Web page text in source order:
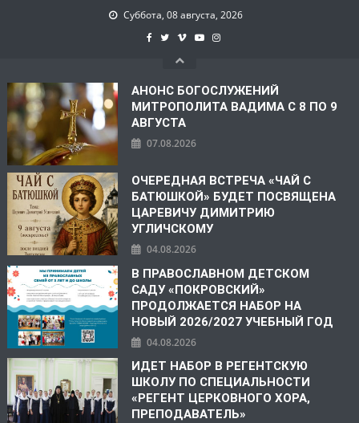
Суббота, 08 августа, 2026
АНОНС БОГОСЛУЖЕНИЙ
МИТРОПОЛИТА ВАДИМА С 8 ПО 9
АВГУСТА
07.08.2026
ОЧЕРЕДНАЯ ВСТРЕЧА «ЧАЙ С
БАТЮШКОЙ» БУДЕТ ПОСВЯЩЕНА
ЦАРЕВИЧУ ДИМИТРИЮ
УГЛИЧСКОМУ
04.08.2026
В ПРАВОСЛАВНОМ ДЕТСКОМ
САДУ «ПОКРОВСКИЙ»
ПРОДОЛЖАЕТСЯ НАБОР НА
НОВЫЙ 2026/2027 УЧЕБНЫЙ ГОД
04.08.2026
ИДЕТ НАБОР В РЕГЕНТСКУЮ
ШКОЛУ ПО СПЕЦИАЛЬНОСТИ
«РЕГЕНТ ЦЕРКОВНОГО ХОРА,
ПРЕПОДАВАТЕЛЬ»